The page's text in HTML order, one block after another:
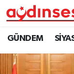
GÜNDEMGÜNDEM
SİYASET
Nöbetçi
Hava